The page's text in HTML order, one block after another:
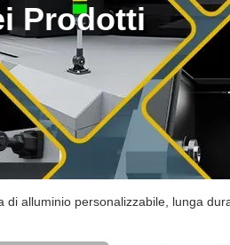
Prodotti
di alluminio personalizzabile, lunga